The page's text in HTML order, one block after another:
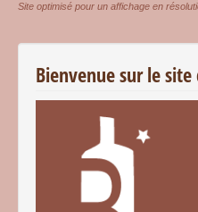
Site optimisé pour un affichage en
Bienvenue sur le